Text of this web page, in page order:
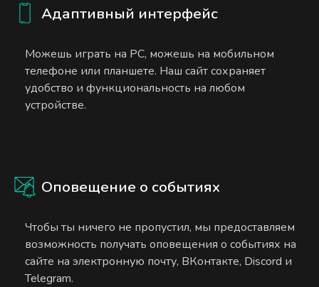
Адаптивный интерфейс
Можешь играть на PC, можешь на мобильном
телефоне или планшете. Наш сайт сохраняет
удобство и функциональность на любом
устройстве.
Оповещение о событиях
Чтобы ты ничего не пропустил, мы предоставляем
возможность получать оповещения о событиях на
сайте на электронную почту, ВКонтакте, Discord и
Telegram.